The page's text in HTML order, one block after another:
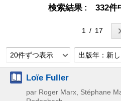
検索結果 332件
1 / 17
20件ずつ表示 出版年：新
Loïe Fuller
par Roger Marx, Stéphane